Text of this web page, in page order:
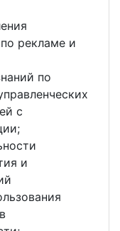
рекламе и
по
с
и